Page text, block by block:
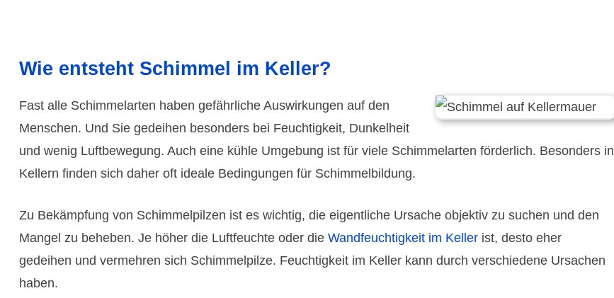
Wie entsteht Schimmel im Keller?
Fast alle Schimmel­arten haben gefährliche Auswir­kungen auf den
Menschen. Und Sie gedei­hen besonders bei Feuchtig­keit, Dunkel­heit
und wenig Luftbe­wegung. Auch eine kühle Umge­bung ist für viele Schimmel­arten förder­lich. Besonders in
Kellern finden sich daher oft ideale Bedin­gungen für Schimmel­bildung.
Zu Bekämpfung von Schimmel­pilzen ist es wichtig, die eigentliche Ursache objektiv zu suchen und den
Mangel zu beheben. Je höher die Luft­feuchte oder die Wand­feuchtig­keit im Kellerist, desto eher
gedeihen und vermehren sich Schimmel­pilze. Feuchtigkeit im Keller kann durch verschie­dene Ursachen
haben.